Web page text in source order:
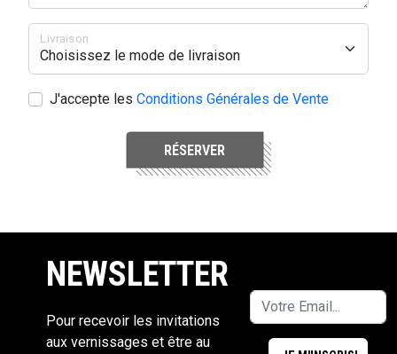
Livraison
J'accepte les Conditions Générales de Vente
RÉSERVER
NEWSLETTER
Pour recevoir les invitations
aux vernissages et être au